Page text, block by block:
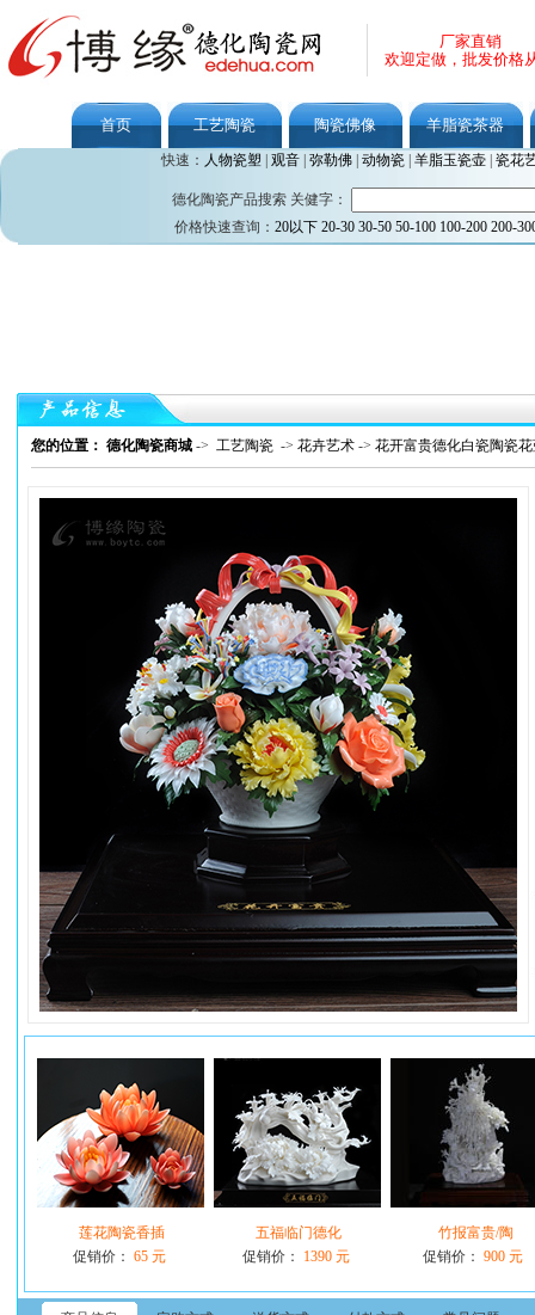
厂家直销
欢迎定做，批发价格
首页 工艺陶瓷 陶瓷佛像 羊脂瓷茶器
快速： 人物瓷塑 观音| 弥勒佛| 动物瓷| 羊脂玉瓷壶| 瓷花
德化陶瓷产品搜索 关健字：
价格快速查询： 20以下 20-30 30-50 50-100 100-200 200-
您的位置： 德化陶瓷商城 -> 工艺陶瓷 -> 花卉艺术 -> 花开富贵德化白瓷陶瓷
莲花陶瓷香插
促销价： 65 元
五福临门德化
促销价：
1390 元
竹报富贵/陶
促销价： 900 元